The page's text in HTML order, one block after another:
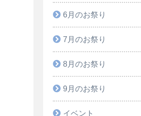
6月のお祭り
7月のお祭り
8月のお祭り
9月のお祭り
イベント